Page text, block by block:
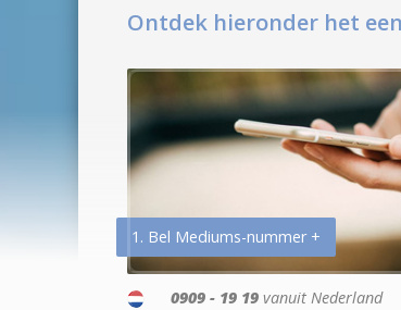
Ontdek hieronder het
1. Bel Mediums-nummer +
0909 - 19 19 vanuit Nederland